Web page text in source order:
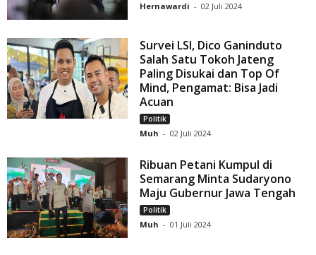
Hernawardi - 02 Juli 2024
Survei LSI, Dico Ganinduto
Salah Satu Tokoh Jateng
Paling Disukai dan Top Of
Mind, Pengamat: Bisa Jadi
Acuan
Politik
Muh - 02 Juli 2024
Ribuan Petani Kumpul di
Semarang Minta Sudaryono
Maju Gubernur Jawa Tengah
Politik
Muh - 01 Juli 2024